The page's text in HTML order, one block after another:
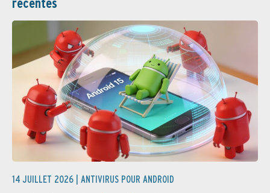
14 JUILLET 2026 | ANTIVIRUS POUR ANDROID